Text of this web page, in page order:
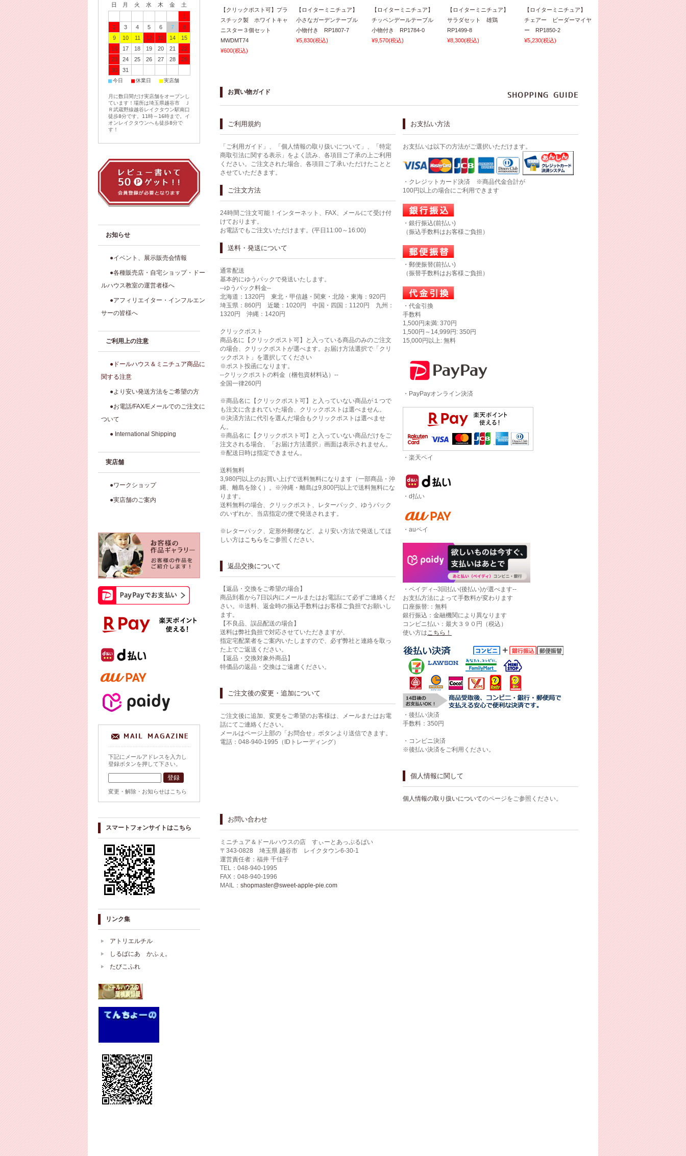
【クリックポスト可】プラ
スチック製 ホワイトキャ
ニスター３個セット
MWDMT74
¥600(税込)
【ロイターミニチュア】
小さなガーデンテーブル
小物付き RP1807-7
¥5,830(税込)
【ロイターミニチュア】
チッペンデールテーブル
小物付き RP1784-0
¥9,570(税込)
【ロイターミニチュア】
サラダセット 雄鶏
RP1499-8
¥8,300(税込)
【ロイターミニチュア】
チェアー ビーダーマイヤ
ー RP1850-2
¥5,230(税込)
お買い物ガイド
ご利用規約
「ご利用ガイド」、「個人情報の取り扱いについて」、「特定
商取引法に関する表示」をよく読み、各項目ご了承の上ご利用
ください。ご注文された場合、各項目ご了承いただけたことと
させていただきます。
ご注文方法
24時間ご注文可能！インターネット、FAX、メールにて受け付
けております。
お電話でもご注文いただけます。(平日11:00～16:00)
送料・発送について
通常配送
基本的にゆうパックで発送いたします。
--ゆうパック料金--
北海道：1320円 東北・甲信越・関東・北陸・東海：920円
埼玉県：860円 近畿：1020円 中国・四国：1120円 九州：
1320円 沖縄：1420円
クリックポスト
商品名に【クリックポスト可】と入っている商品のみのご注文
の場合、クリックポストが選べます。お届け方法選択で「クリ
ックポスト」を選択してください
※ポスト投函になります。
--クリックポストの料金（梱包資材料込）--
全国一律260円
※商品名に【クリックポスト可】と入っていない商品が１つで
も注文に含まれていた場合、クリックポストは選べません。
※決済方法に代引を選んだ場合もクリックポストは選べませ
ん。
※商品名に【クリックポスト可】と入っていない商品だけをご
注文される場合、「お届け方法選択」画面は表示されません。
※配送日時は指定できません。
送料無料
3,980円以上のお買い上げで送料無料になります（一部商品・沖
縄、離島を除く）。※沖縄・離島は9,800円以上で送料無料にな
ります。
送料無料の場合、クリックポスト、レターパック、ゆうパック
のいずれか、当店指定の便で発送されます。
※レターパック、定形外郵便など、より安い方法で発送してほ
しい方はこちら をご参照ください。
返品交換について
【返品・交換をご希望の場合】
商品到着から7日以内にメールまたはお電話にて必ずご連絡くだ
さい。※送料、返金時の振込手数料はお客様ご負担でお願いし
ます。
【不良品、誤品配送の場合】
送料は弊社負担で対応させていただきますが、
指定宅配業者をご案内いたしますので、必ず弊社と連絡を取っ
た上でご返送ください。
【返品・交換対象外商品】
特価品の返品・交換はご遠慮ください。
ご注文後の変更・追加について
ご注文後に追加、変更をご希望のお客様は、メールまたはお電
話にてご連絡ください。
メールはページ上部の「お問合せ」ボタンより送信できます。
電話：048-940-1995（IDトレーディング）
お支払い方法
お支払いは以下の方法がご選択いただけます。
・クレジットカード決済 ※商品代金合計が
100円以上の場合にご利用できます
・銀行振込(前払い)
（振込手数料はお客様ご負担）
・郵便振替(前払い)
（振替手数料はお客様ご負担）
・代金引換
手数料
1,500円未満: 370円
1,500円～14,999円: 350円
15,000円以上: 無料
・PayPayオンライン決済
・楽天ペイ
・d払い
・auペイ
・ペイディ--3回払い(後払い)が選べます--
お支払方法によって手数料が変わります
口座振替:：無料
銀行振込：金融機関により異なります
コンビニ払い：最大３９０円（税込）
使い方は こちら！
・後払い決済
手数料：350円
・コンビニ決済
※後払い決済をご利用ください。
個人情報に関して
個人情報の取り扱いについてのページをご参照ください。
お問い合わせ
ミニチュア＆ドールハウスの店 すぃーとあっぷるぱい
〒343-0828 埼玉県 越谷市 レイクタウン6-30-1
運営責任者：福井 千佳子
TEL：048-940-1995
FAX：048-940-1996
MAIL： shopmaster@sweet-apple-pie.com
日 月 火 水 木 金
土
1
2
3 4 5 6 7
8
9
10 11 12 13 14
15
16
17 18 19 20 21
22
23
24 25 26 27 28
29
30
31
■今日 ■休業日 ■実店舗
月に数日間だけ実店舗をオープンし
ています！場所は埼玉県越谷市 Ｊ
Ｒ武蔵野線越谷レイクタウン駅南口
徒歩8分です。11時～16時まで。イ
オンレイクタウンへも徒歩8分で
す！
お知らせ
●イベント、展示販売会情報
●各種販売店・自宅ショップ・ドー
ルハウス教室の運営者様へ
●アフィリエイター・インフルエン
サーの皆様へ
ご利用上の注意
●ドールハウス＆ミニチュア商品に
関する注意
●より安い発送方法をご希望の方
●お電話/FAX/Eメールでのご注文に
ついて
● International Shipping
実店舗
●ワークショップ
●実店舗のご案内
下記にメールアドレスを入力し
登録ボタンを押して下さい。
変更・解除・お知らせはこちら
スマートフォンサイトはこちら
リンク集
アトリエルチル
しるばにあ かふぇ。
たびこふれ